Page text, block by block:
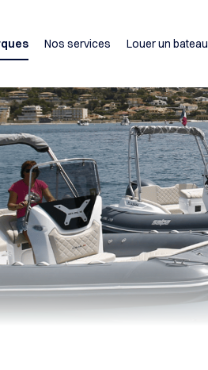
Nos services Louer un bateau